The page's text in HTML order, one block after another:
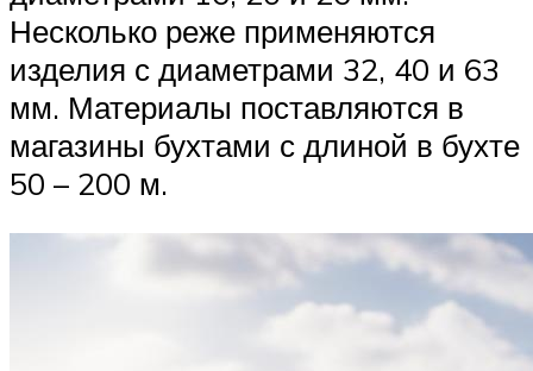
Несколько реже применяются
изделия с диаметрами 32, 40 и 63
мм. Материалы поставляются в
магазины бухтами с длиной в бухте
50 – 200 м.